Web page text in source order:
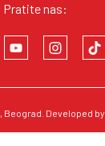
Pratite nas:
, Beograd. Developed by